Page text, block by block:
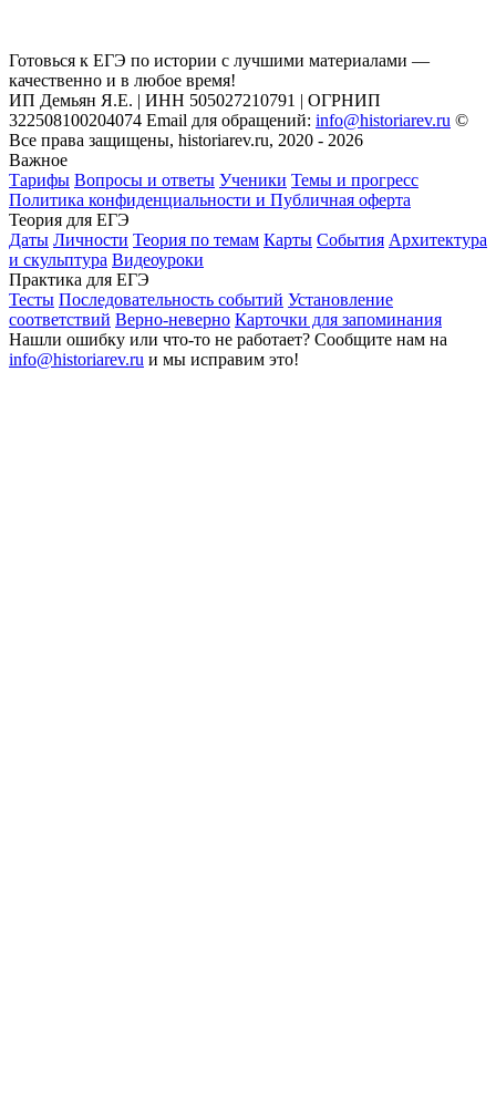
Готовься к ЕГЭ по истории с лучшими материалами —
качественно и в любое время!
ИП Демьян Я.Е. | ИНН 505027210791 | ОГРНИП
322508100204074 Email для обращений: info@historiarev.ru ©
Все права защищены, historiarev.ru, 2020 - 2026
Важное
Тарифы Вопросы и ответы Ученики Темы и прогресс
Политика конфиденциальности и Публичная оферта
Теория для ЕГЭ
Даты Личности Теория по темам Карты События Архитектура
и скульптура Видеоуроки
Практика для ЕГЭ
Тесты Последовательность событий Установление
соответствий Верно-неверно Карточки для запоминания
Нашли ошибку или что-то не работает? Сообщите нам на
info@historiarev.ru и мы исправим это!